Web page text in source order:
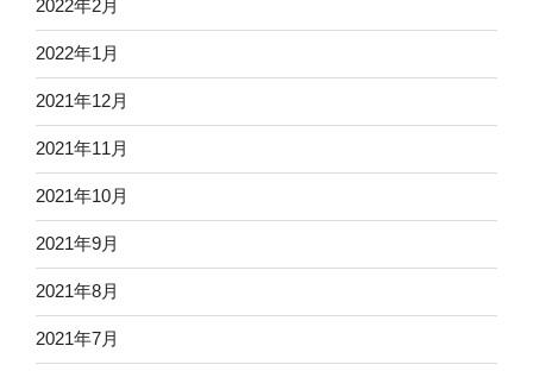
2022年2月
2022年1月
2021年12月
2021年11月
2021年10月
2021年9月
2021年8月
2021年7月